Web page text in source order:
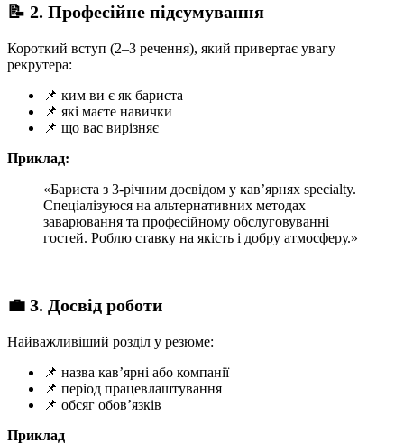
📝 2. Професійне підсумування
Короткий вступ (2–3 речення), який привертає увагу
рекрутера:
📌 ким ви є як бариста
📌 які маєте навички
📌 що вас вирізняє
Приклад:
«Бариста з 3‑річним досвідом у кав’ярнях specialty.
Спеціалізуюся на альтернативних методах
заварювання та професійному обслуговуванні
гостей. Роблю ставку на якість і добру атмосферу.»
💼 3. Досвід роботи
Найважливіший розділ у резюме:
📌 назва кав’ярні або компанії
📌 період працевлаштування
📌 обсяг обов’язків
Приклад